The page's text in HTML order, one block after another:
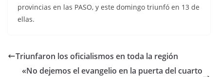
provincias en las PASO, y este domingo triunfó en 13 de
ellas.
Triunfaron los oficialismos en toda la región
«No dejemos el evangelio en la puerta del cuarto